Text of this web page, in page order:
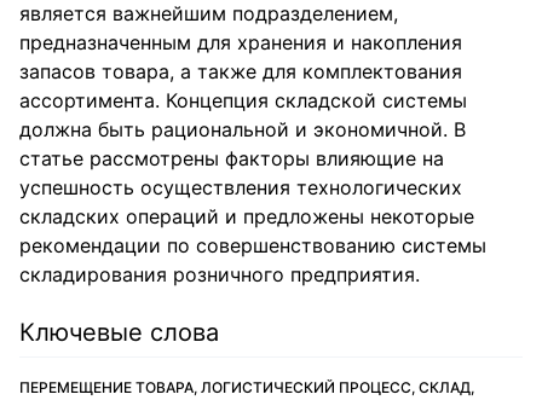
является важнейшим подразделением,
предназначенным для хранения и накопления
запасов товара, а также для комплектования
ассортимента. Концепция складской системы
должна быть рациональной и экономичной. В
статье рассмотрены факторы влияющие на
успешность осуществления технологических
складских операций и предложены некоторые
рекомендации по совершенствованию системы
складирования розничного предприятия.
Ключевые слова
ПЕРЕМЕЩЕНИЕ ТОВАРА, ЛОГИСТИЧЕСКИЙ ПРОЦЕСС, СКЛАД,